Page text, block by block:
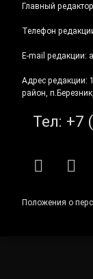
Главный
Телефон
E-mail редакции:
Адрес редакции:
район,
Тел: +7
RSS E-
Положения о